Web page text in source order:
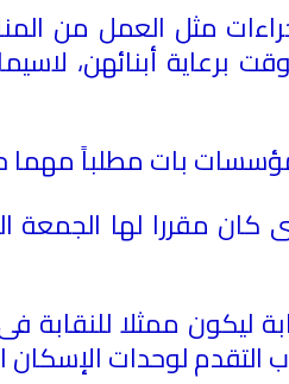
مثل العمل من
أبنائهن،
بات مطلباً
مقررا لها الجمعة
ممثلا للنقابة
لوحدات الإسكان